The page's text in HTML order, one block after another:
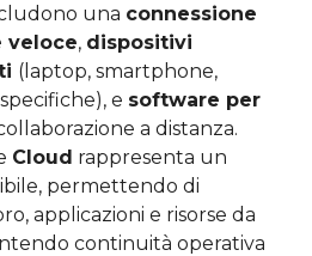
una connessione
veloce, dispositivi
(laptop, smartphone,
e software per
a distanza.
Cloud rappresenta un
permettendo di
applicazioni e risorse da
continuità operativa